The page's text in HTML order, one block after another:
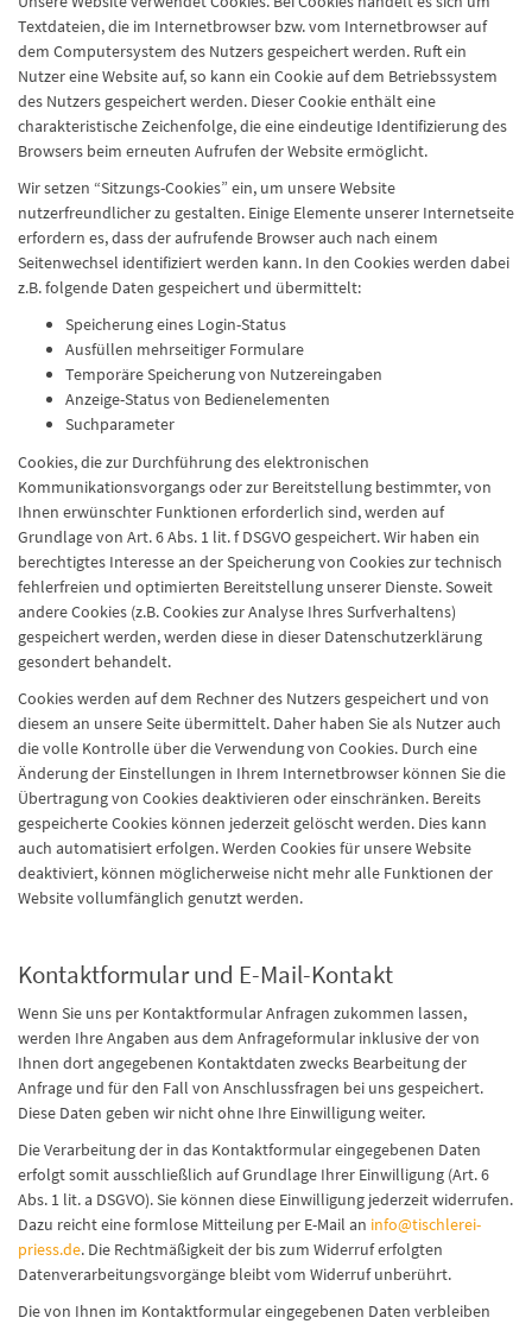
Textdateien, die im Internetbrowser bzw. vom Internetbrowser auf
dem Computersystem des Nutzers gespeichert werden. Ruft ein
Nutzer eine Website auf, so kann ein Cookie auf dem Betriebssystem
des Nutzers gespeichert werden. Dieser Cookie enthält eine
charakteristische Zeichenfolge, die eine eindeutige Identifizierung des
Browsers beim erneuten Aufrufen der Website ermöglicht.
Wir setzen “Sitzungs-Cookies” ein, um unsere Website
nutzerfreundlicher zu gestalten. Einige Elemente unserer Internetseite
erfordern es, dass der aufrufende Browser auch nach einem
Seitenwechsel identifiziert werden kann. In den Cookies werden dabei
z.B. folgende Daten gespeichert und übermittelt:
Speicherung eines Login-Status
Ausfüllen mehrseitiger Formulare
Temporäre Speicherung von Nutzereingaben
Anzeige-Status von Bedienelementen
Suchparameter
Cookies, die zur Durchführung des elektronischen
Kommunikationsvorgangs oder zur Bereitstellung bestimmter, von
Ihnen erwünschter Funktionen erforderlich sind, werden auf
Grundlage von Art. 6 Abs. 1 lit. f DSGVO gespeichert. Wir haben ein
berechtigtes Interesse an der Speicherung von Cookies zur technisch
fehlerfreien und optimierten Bereitstellung unserer Dienste. Soweit
andere Cookies (z.B. Cookies zur Analyse Ihres Surfverhaltens)
gespeichert werden, werden diese in dieser Datenschutzerklärung
gesondert behandelt.
Cookies werden auf dem Rechner des Nutzers gespeichert und von
diesem an unsere Seite übermittelt. Daher haben Sie als Nutzer auch
die volle Kontrolle über die Verwendung von Cookies. Durch eine
Änderung der Einstellungen in Ihrem Internetbrowser können Sie die
Übertragung von Cookies deaktivieren oder einschränken. Bereits
gespeicherte Cookies können jederzeit gelöscht werden. Dies kann
auch automatisiert erfolgen. Werden Cookies für unsere Website
deaktiviert, können möglicherweise nicht mehr alle Funktionen der
Website vollumfänglich genutzt werden.
Kontaktformular und E-Mail-Kontakt
Wenn Sie uns per Kontaktformular Anfragen zukommen lassen,
werden Ihre Angaben aus dem Anfrageformular inklusive der von
Ihnen dort angegebenen Kontaktdaten zwecks Bearbeitung der
Anfrage und für den Fall von Anschlussfragen bei uns gespeichert.
Diese Daten geben wir nicht ohne Ihre Einwilligung weiter.
Die Verarbeitung der in das Kontaktformular eingegebenen Daten
erfolgt somit ausschließlich auf Grundlage Ihrer Einwilligung (Art. 6
Abs. 1 lit. a DSGVO). Sie können diese Einwilligung jederzeit widerrufen.
Dazu reicht eine formlose Mitteilung per E-Mail an info@tischlerei-
priess.de. Die Rechtmäßigkeit der bis zum Widerruf erfolgten
Datenverarbeitungsvorgänge bleibt vom Widerruf unberührt.
Die von Ihnen im Kontaktformular eingegebenen Daten verbleiben